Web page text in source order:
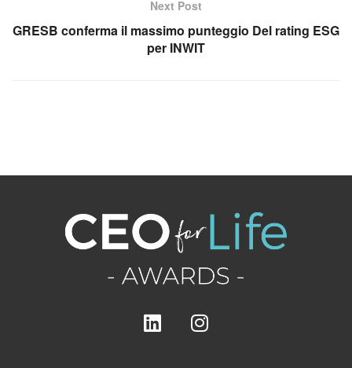
Next Post
GRESB conferma il massimo punteggio Del rating ESG
per INWIT